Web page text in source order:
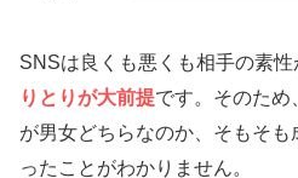
SNSは良くも悪くも相手の素性
りとりが大前提です。そのため
が男女どちらなのか、そもそ
ったことがわかりません。